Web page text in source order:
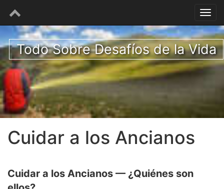
Todo Sobre Desafíos de la Vida
Cuidar a los Ancianos
Cuidar a los Ancianos — ¿Quiénes son